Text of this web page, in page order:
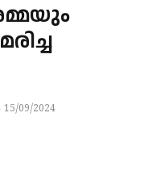
15/09/2024